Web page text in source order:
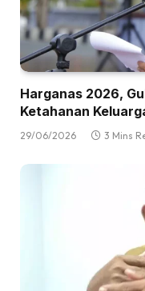
Harganas 2026,
Ketahanan
29/06/2026 3 Mins